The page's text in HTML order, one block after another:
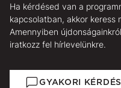
Ha kérdésed van a
kapcsolatban, akkor keress
Amennyiben
iratkozz fel hírlevelünkre.
GYAKORI